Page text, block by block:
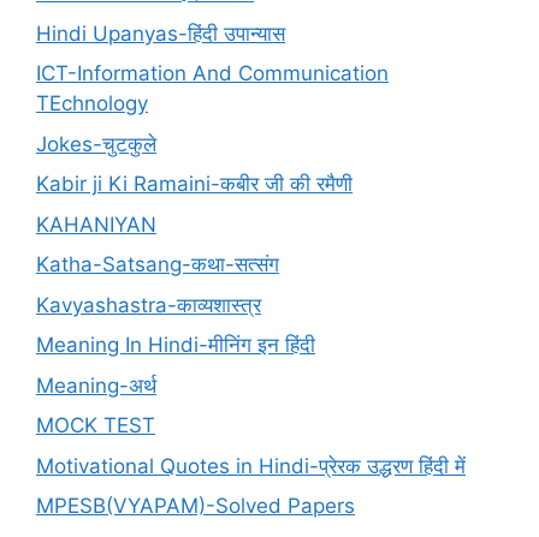
Hindi Upanyas-हिंदी उपान्यास
ICT-Information And Communication
TEchnology
Jokes-चुटकुले
Kabir ji Ki Ramaini-कबीर जी की रमैणी
KAHANIYAN
Katha-Satsang-कथा-सत्संग
Kavyashastra-काव्यशास्त्र
Meaning In Hindi-मीनिंग इन हिंदी
Meaning-अर्थ
MOCK TEST
Motivational Quotes in Hindi-प्रेरक उद्धरण हिंदी में
MPESB(VYAPAM)-Solved Papers